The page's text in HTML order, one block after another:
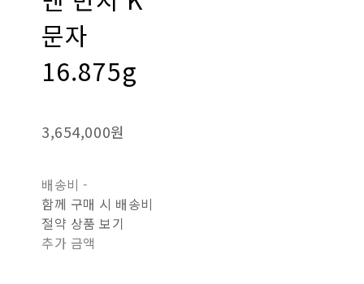
문자
16.875g
3,654,000원
배송비 -
함께 구매 시 배송비
절약 상품 보기
추가 금액